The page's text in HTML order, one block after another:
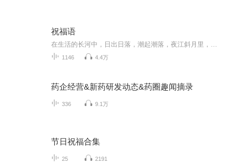
祝福语
1146 4.4万
药企经营&新药研发动态&药圈趣闻摘录
336 9.1万
节日祝福合集
25 2191